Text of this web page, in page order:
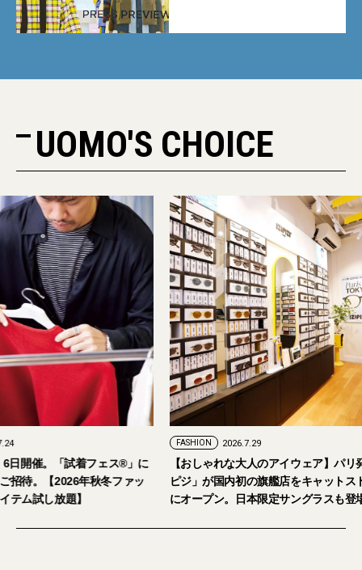
UOMO'S CHOICE
試着フェス®︎」に
年秋冬ファッ
題】
PR
2026.7.29
【おしゃれな大人のアイウェア】パリ発「イジ
ピジ」が国内初の旗艦店をキャットストリート
にオープン。日本限定サングラスも登場